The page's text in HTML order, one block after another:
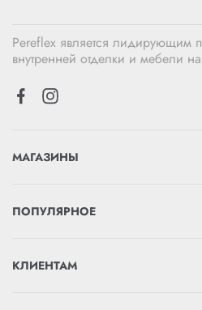
Pereflex является лидирующим
внутренней отделки и мебели
МАГАЗИНЫ
ПОПУЛЯРНОЕ
КЛИЕНТАМ